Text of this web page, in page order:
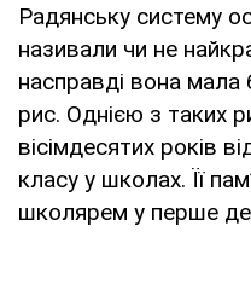
Радянську систему
називали чи не
насправді вона мала
рис. Однією з таких
вісімдесятих років
класу у школах. Її
школярем у перше